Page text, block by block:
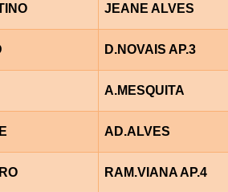
JEANE ALVES
D.NOVAIS AP.3
A.MESQUITA
AD.ALVES
RAM.VIANA AP.4